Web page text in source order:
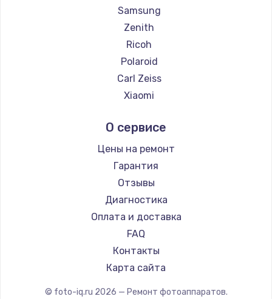
Замена температурного датчика
2500 руб.
Замена электроконфорки
Заказать
Техобслуживание
900 руб.
Заказать
Установка / подключение / демонтаж
1300 руб.
Заказать
Samsung
Zenith
Ricoh
Polaroid
Carl Zeiss
Xiaomi
Kodak
Blackmagic
О сервисе
Цены на ремонт
Гарантия
Отзывы
Диагностика
Оплата и доставка
FAQ
Контакты
Карта сайта
© foto-iq.ru 2026 — Ремонт фотоаппаратов.